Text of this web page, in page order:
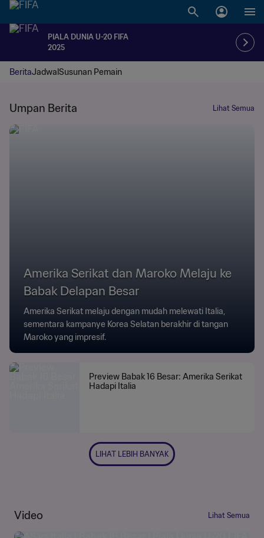
PIALA DUNIA U-20 FIFA
2025
BeritaJadwalSusunan Pemain
Umpan Berita Lihat Semua
Amerika Serikat dan Maroko Melaju ke
Babak Delapan Besar
Amerika Serikat melaju dengan mudah melewati Italia,
sementara kampanye Korea Selatan berakhir di tangan
Maroko yang impresif.
Preview Babak 16 Besar: Amerika Serikat
Hadapi Italia
LIHAT LEBIH BANYAK
Video Lihat Semua